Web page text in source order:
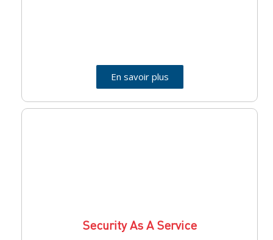
En savoir plus
Security As A Service